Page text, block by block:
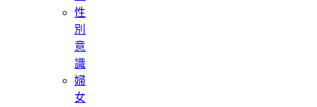
性
別
意
識
婦
女